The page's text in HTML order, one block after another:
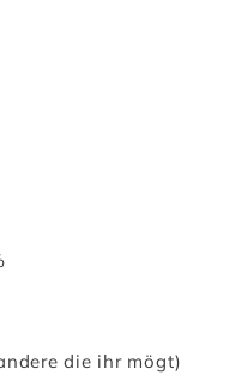
die ihr mögt)